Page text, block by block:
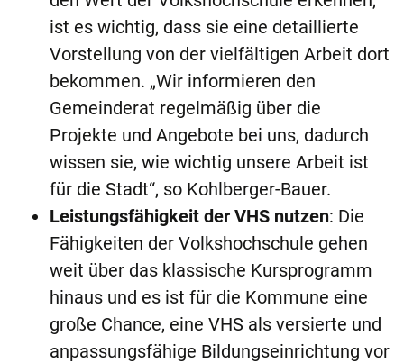
ist es wichtig, dass sie eine detaillierte
Vorstellung von der vielfältigen Arbeit dort
bekommen. „Wir informieren den
Gemeinderat regelmäßig über die
Projekte und Angebote bei uns, dadurch
wissen sie, wie wichtig unsere Arbeit ist
für die Stadt“, so Kohlberger-Bauer.
Leistungsfähigkeit der VHS nutzen: Die
Fähigkeiten der Volkshochschule gehen
weit über das klassische Kursprogramm
hinaus und es ist für die Kommune eine
große Chance, eine VHS als versierte und
anpassungsfähige Bildungseinrichtung vor